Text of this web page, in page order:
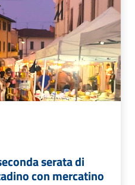
serata di
con mercatino